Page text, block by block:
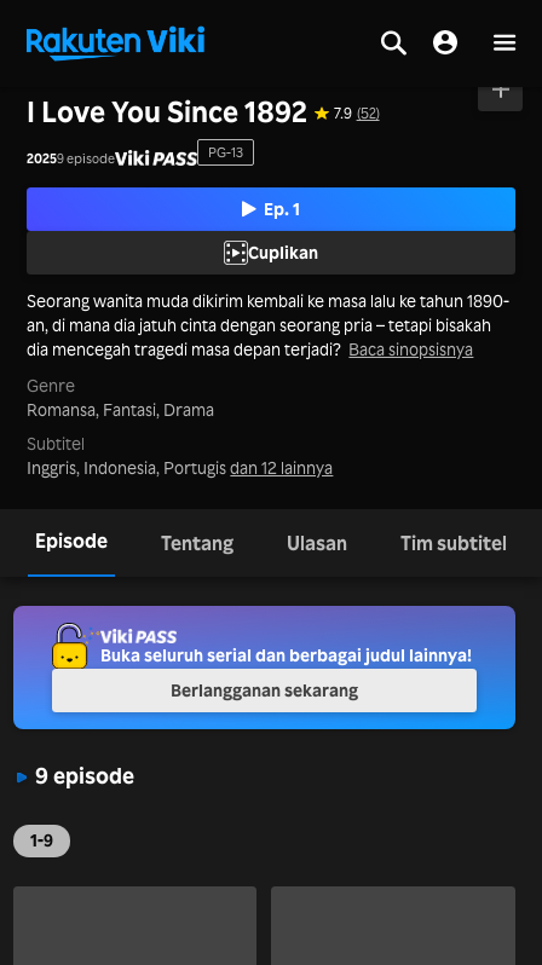
I Love You Since 1892 7.9 (52)
20259 episode PG-13
Ep. 1
Cuplikan
Seorang wanita muda dikirim kembali ke masa lalu ke tahun 1890-
an, di mana dia jatuh cinta dengan seorang pria – tetapi bisakah
dia mencegah tragedi masa depan terjadi? Baca sinopsisnya
Genre
Romansa, Fantasi, Drama
Subtitel
Inggris, Indonesia, Portugisdan 12 lainnya
Episode Tentang Ulasan Tim subtitel
9 episode
1-9
Buka seluruh serial dan berbagai judul lainnya!
Berlangganan sekarang